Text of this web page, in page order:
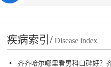
疾病索引/ Disease index
• 齐齐哈尔哪里看男科口碑好？